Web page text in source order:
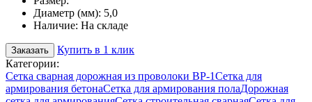
Диаметр (мм): 5,0
Наличие: На складе
Заказать
Купить в 1 клик
Категории:
Сетка сварная дорожная из проволоки ВР-1Сетка для
армирования бетонаСетка для армирования полаДорожная